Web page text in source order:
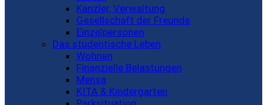
Kanzler, Verwaltung
Gesellschaft der Freunde
Einzelpersonen
Das studentische Leben
Wohnen
Finanzielle Belastungen
Mensa
KITA & Kindergarten